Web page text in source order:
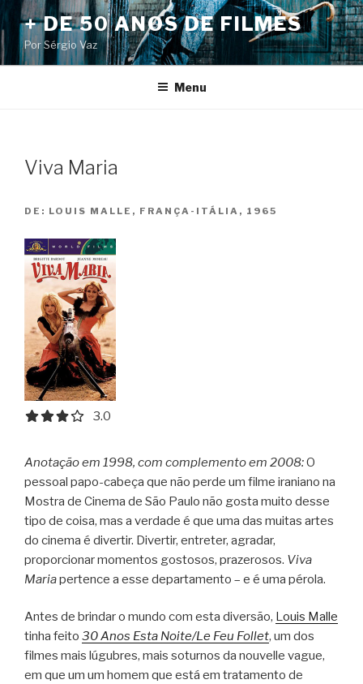
Pular
para
o
conteúdo
+ DE 50 ANOS DE FILMES
Por Sérgio Vaz
Menu
Viva Maria
DE: LOUIS MALLE, FRANÇA-ITÁLIA, 1965
3.0 out of 5.0 stars
3.0
Anotação em 1998, com complemento em 2008:O
pessoal papo-cabeça que não perde um filme iraniano na
Mostra de Cinema de São Paulo não gosta muito desse
tipo de coisa, mas a verdade é que uma das muitas artes
do cinema é divertir. Divertir, entreter, agradar,
proporcionar momentos gostosos, prazerosos. Viva
Mariapertence a esse departamento – e é uma pérola.
Antes de brindar o mundo com esta diversão, Louis Malle
tinha feito 30 Anos Esta Noite/Le Feu Follet, um dos
filmes mais lúgubres, mais soturnos da nouvelle vague,
em que um um homem que está em tratamento de